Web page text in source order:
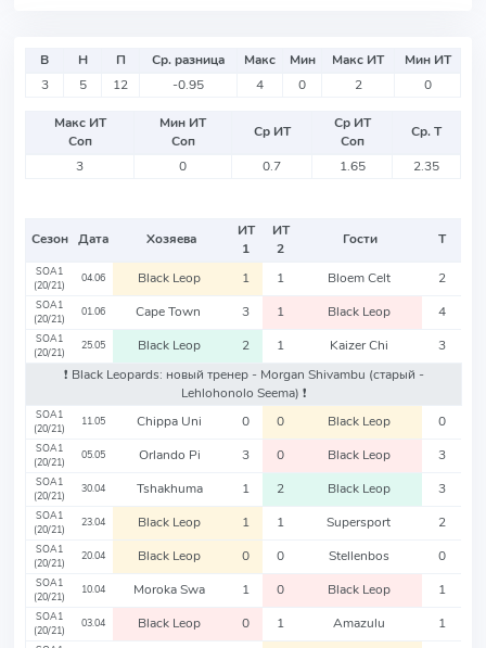
В Н П Ср. разница Макс Мин Макс ИТ
Мин ИТ
3
5 12 -0.95 4 0 2 0
Макс ИТ
Соп
Мин ИТ
Соп
Ср ИТ
Ср ИТ
Соп
Ср. Т
3
0 0.7 1.65 2.35
Сезон Дата Хозяева
ИТ
1
ИТ
2
Гости Т
SOA1
(20/21)
04.06 Black Leop 1 1 Bloem Celt 2
SOA1
(20/21)
01.06 Cape Town 3 1 Black Leop 4
SOA1
(20/21)
25.05 Black Leop 2 1 Kaizer Chi
3
❗️ Black Leopards: новый тренер - Morgan Shivambu (старый -
Lehlohonolo Seema) ❗️
SOA1
(20/21)
11.05 Chippa Uni 0 0 Black Leop 0
SOA1
(20/21)
05.05 Orlando Pi 3 0 Black Leop 3
SOA1
(20/21)
30.04 Tshakhuma 1 2 Black Leop 3
SOA1
(20/21)
23.04 Black Leop 1 1 Supersport 2
SOA1
(20/21)
20.04 Black Leop 0 0 Stellenbos 0
SOA1
(20/21)
10.04 Moroka Swa 1 0 Black Leop 1
SOA1
(20/21)
03.04 Black Leop 0 1 Amazulu 1